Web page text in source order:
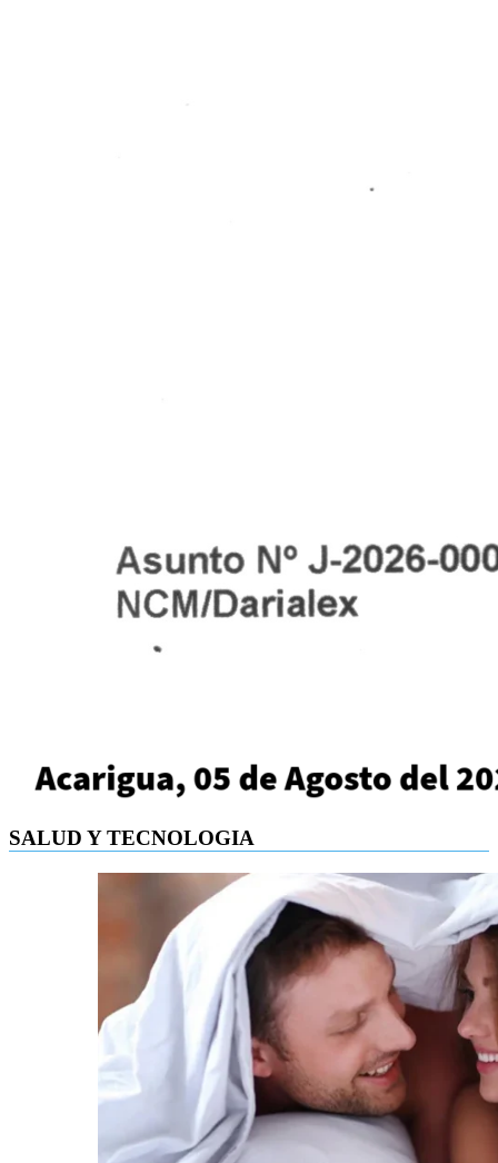
SALUD Y TECNOLOGIA